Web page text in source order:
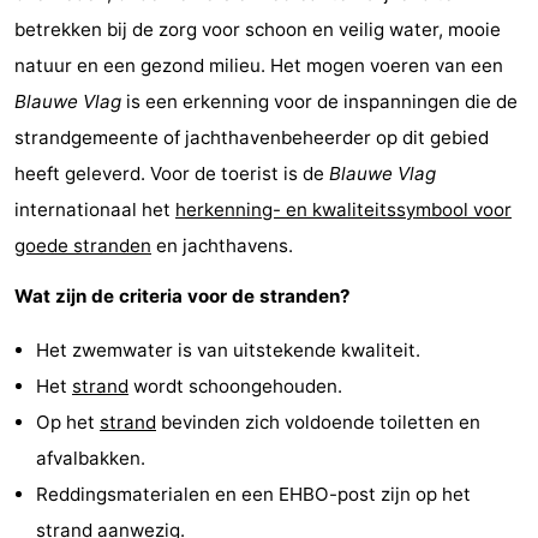
betrekken bij de zorg voor schoon en veilig water, mooie
natuur en een gezond milieu. Het mogen voeren van een
Blauwe Vlag is een erkenning voor de inspanningen die de
strandgemeente of jachthavenbeheerder op dit gebied
heeft geleverd. Voor de toerist is de Blauwe Vlag
internationaal het herkenning- en kwaliteitssymbool voor
goede stranden en jachthavens.
Wat zijn de criteria voor de stranden?
Het zwemwater is van uitstekende kwaliteit.
Het strand wordt schoongehouden.
Op het strand bevinden zich voldoende toiletten en
afvalbakken.
Reddingsmaterialen en een EHBO-post zijn op het
strand aanwezig.